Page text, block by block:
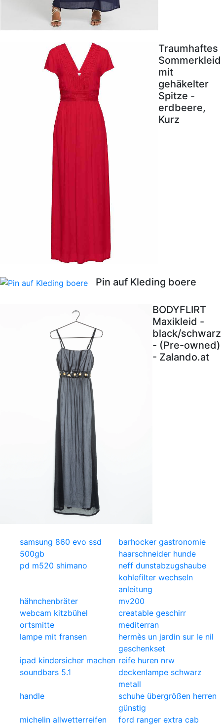
Traumhaftes
Sommerkleid
mit
gehäkelter
Spitze -
erdbeere,
Kurz
Pin auf Kleding boere
BODYFLIRT
Maxikleid -
black/schwarz
- (Pre-owned)
- Zalando.at
samsung 860 evo ssd
500gb
barhocker gastronomie
haarschneider hunde
pd m520 shimano
neff dunstabzugshaube
kohlefilter wechseln
anleitung
hähnchenbräter
mv200
webcam kitzbühel
ortsmitte
creatable geschirr
mediterran
lampe mit fransen
hermès un jardin sur le nil
geschenkset
ipad kindersicher machen reife huren nrw
soundbars 5.1
deckenlampe schwarz
metall
handle
schuhe übergrößen herren
günstig
michelin allwetterreifen
ford ranger extra cab